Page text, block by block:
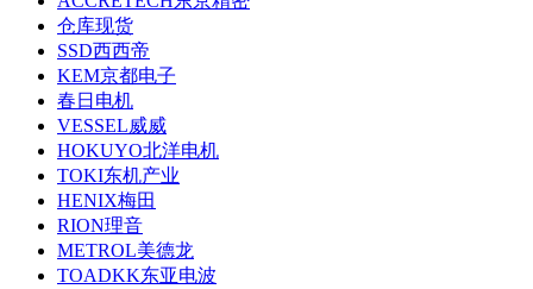
仓库现货
SSD西西帝
KEM京都电子
春日电机
VESSEL威威
HOKUYO北洋电机
TOKI东机产业
HENIX梅田
RION理音
METROL美德龙
TOADKK东亚电波